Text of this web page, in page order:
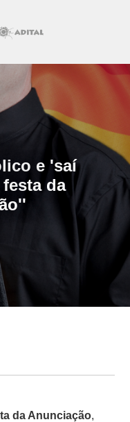
e 'saí
da
da Anunciação,